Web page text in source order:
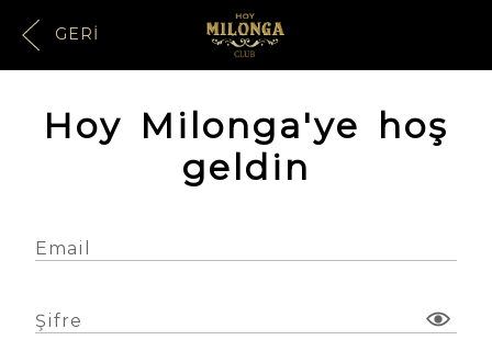
GERI
Hoy Milonga'ye hoş
geldin
Email
Şifre